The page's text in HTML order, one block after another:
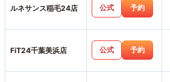
ルネサンス稲毛24店 公式 予約
FiT24千葉美浜店 公式 予約